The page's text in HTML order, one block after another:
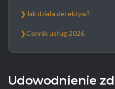
❯ Jak działa detektyw?
❯Cennik usług 2026
Udowodnienie